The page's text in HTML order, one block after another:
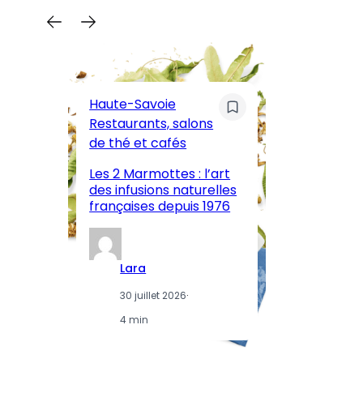
Haute-Savoie
Restaurants, salons
de thé et cafés
Les 2 Marmottes : l’art
des infusions naturelles
françaises depuis 1976
Lara
30 juillet 2026·
4 min